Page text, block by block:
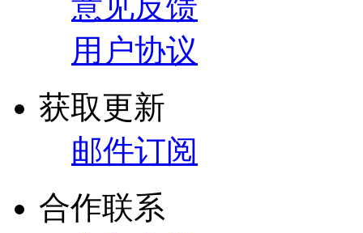
用户协议
获取更新
邮件订阅
合作联系